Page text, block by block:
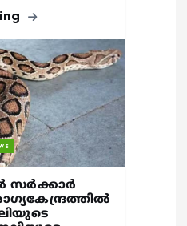
സര്‍ക്കാര്‍